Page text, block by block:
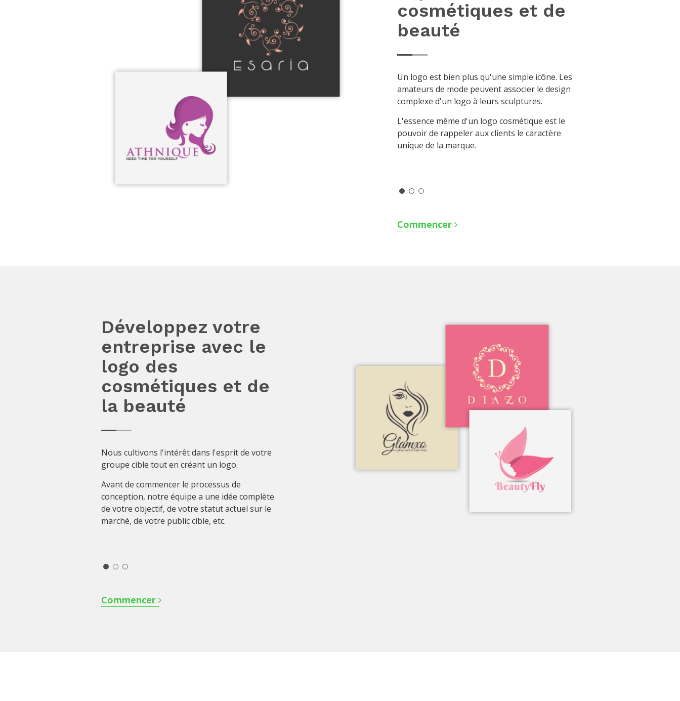
cosmétiques et de
beauté
Un logo est bien plus qu'une simple icône. Les
amateurs de mode peuvent associer le design
complexe d'un logo à leurs sculptures.
L'essence même d'un logo cosmétique est le
pouvoir de rappeler aux clients le caractère
unique de la marque.
Commencer
Développez votre
entreprise avec le
logo des
cosmétiques et de
la beauté
Nous cultivons l'intérêt dans l'esprit de votre
groupe cible tout en créant un logo.
Avant de commencer le processus de
conception, notre équipe a une idée complète
de votre objectif, de votre statut actuel sur le
marché, de votre public cible, etc.
Commencer